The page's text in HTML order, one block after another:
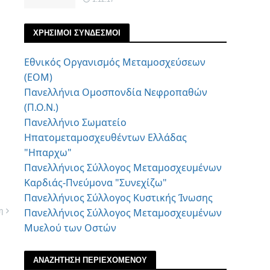
ΧΡΗΣΙΜΟΙ ΣΥΝΔΕΣΜΟΙ
Εθνικός Οργανισμός Μεταμοσχεύσεων
(ΕΟΜ)
Πανελλήνια Ομοσπονδία Νεφροπαθών
(Π.Ο.Ν.)
Πανελλήνιο Σωματείο
Ηπατομεταμοσχευθέντων Ελλάδας
"Ηπαρχω"
Πανελλήνιος Σύλλογος Μεταμοσχευμένων
Καρδιάς-Πνεύμονα "Συνεχίζω"
Πανελλήνιος Σύλλογος Κυστικής Ίνωσης
Πανελλήνιος Σύλλογος Μεταμοσχευμένων
Μυελού των Οστών
ΑΝΑΖΗΤΗΣΗ ΠΕΡΙΕΧΟΜΕΝΟΥ